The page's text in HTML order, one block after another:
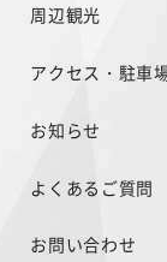
周辺観光
アクセス・駐車
お知らせ
よくあるご質問
お問い合わせ